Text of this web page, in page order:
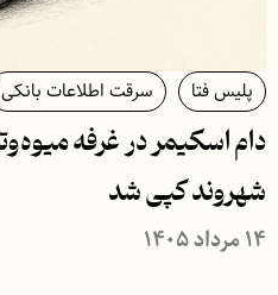
پلیس فتا سرقت اطلاعات بانکی
شهروند کپی شد
۱۴ مرداد ۱۴۰۵